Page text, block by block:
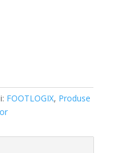
FOOTLOGIX, Produse